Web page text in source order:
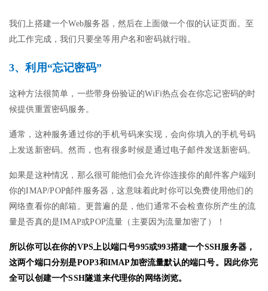
我们上搭建一个Web服务器，然后在上面做一个假的认证页面。至
此工作完成，我们只要坐等用户名和密码就行啦。
3、利用“忘记密码”
这种方法很简单，一些带身份验证的WiFi热点会在你忘记密码的时
候提供重置密码服务。
通常，这种服务通过你的手机号码来实现，会向你填入的手机号码
上发送新密码。然而，也有很多时候是通过电子邮件发送新密码。
如果是这种情况，那么很可能他们会允许你连接你的邮件客户端到
你的IMAP/POP邮件服务器，这意味着此时你可以免费使用他们的
网络查看你的邮箱。更普遍的是，他们通常不会检查你所产生的流
量是否真的是IMAP或POP流量（主要因为流量加密了）！
所以你可以在你的VPS上以端口号995或993搭建一个SSH服务器，
这两个端口分别是POP3和IMAP加密流量默认的端口号。因此你完
全可以创建一个SSH隧道来代理你的网络浏览。